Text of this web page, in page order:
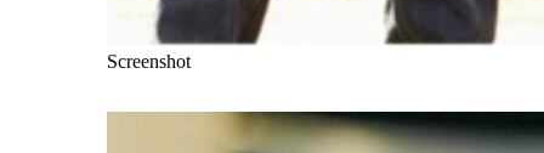
Screenshot